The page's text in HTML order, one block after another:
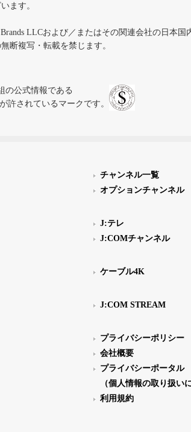
ます。
LLCおよび／またはその関連会社の日本国
断複写・転載を禁じます。
の公式情報である
許されているマークです。
チャンネル一覧
オプションチャンネル
J:テレ
J:COMチャンネル
ケーブル4K
J:COM STREAM
プライバシーポリシー
会社概要
プライバシーポータル
（個人情報の取り扱い
利用規約